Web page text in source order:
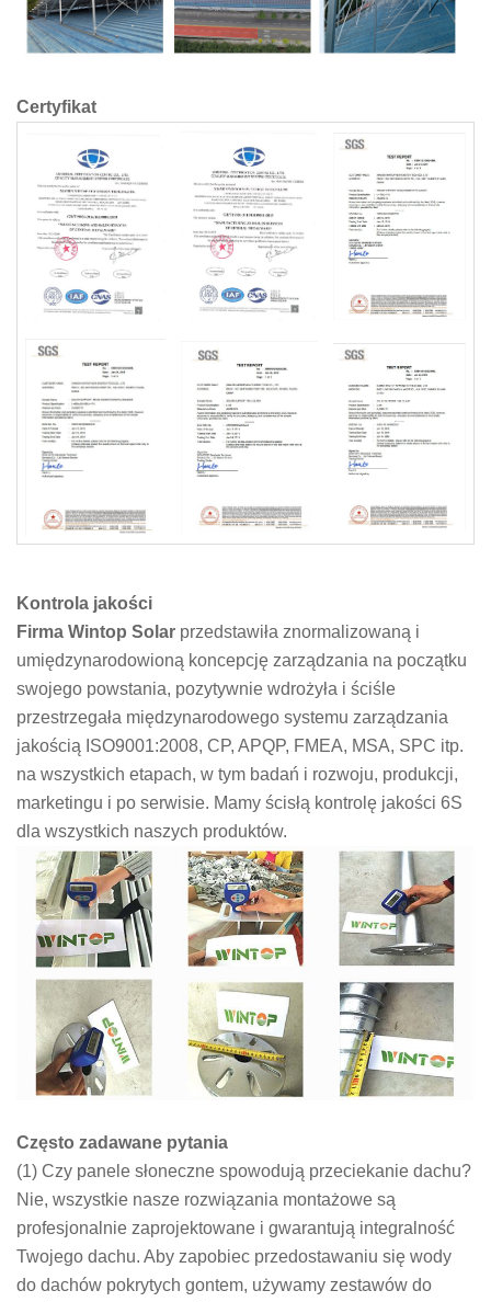
Certyfikat
Kontrola jakości
Firma Wintop Solar przedstawiła znormalizowaną i
umiędzynarodowioną koncepcję zarządzania na początku
swojego powstania, pozytywnie wdrożyła i ściśle
przestrzegała międzynarodowego systemu zarządzania
jakością ISO9001:2008, CP, APQP, FMEA, MSA, SPC itp.
na wszystkich etapach, w tym badań i rozwoju, produkcji,
marketingu i po serwisie. Mamy ścisłą kontrolę jakości 6S
dla wszystkich naszych produktów.
Często zadawane pytania
(1) Czy panele słoneczne spowodują przeciekanie dachu?
Nie, wszystkie nasze rozwiązania montażowe są
profesjonalnie zaprojektowane i gwarantują integralność
Twojego dachu. Aby zapobiec przedostawaniu się wody
do dachów pokrytych gontem, używamy zestawów do